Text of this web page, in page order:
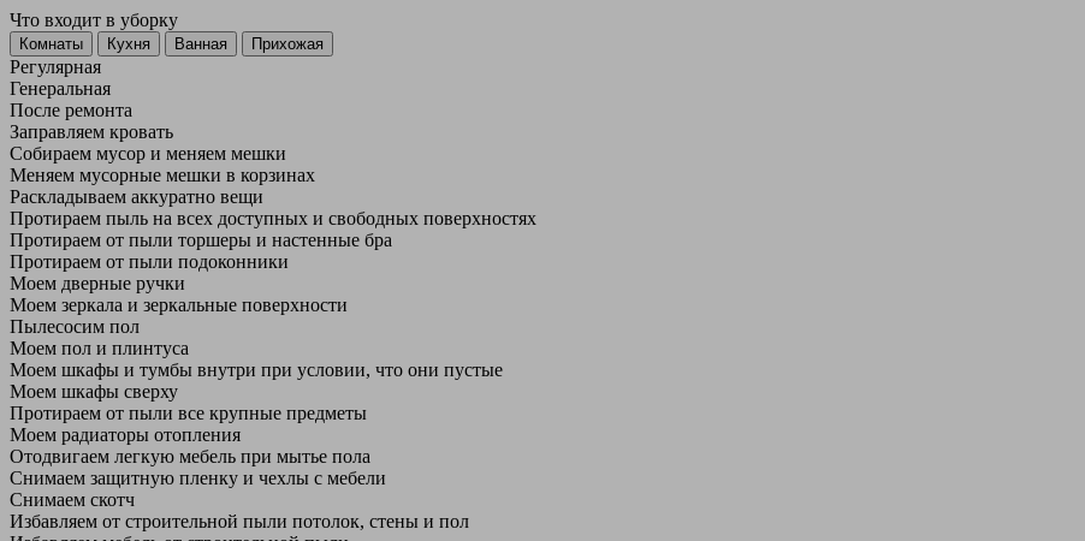
Что входит в уборку
Регу­лярная
Гене­ральная
После ремонта
Заправляем кровать
Собираем мусор и меняем мешки
Меняем мусорные мешки в корзинах
Раскладываем аккуратно вещи
Протираем пыль на всех доступных и свободных поверхностях
Протираем от пыли торшеры и настенные бра
Протираем от пыли подоконники
Моем дверные ручки
Моем зеркала и зеркальные поверхности
Пылесосим пол
Моем пол и плинтуса
Моем шкафы и тумбы внутри при условии, что они пустые
Моем шкафы сверху
Протираем от пыли все крупные предметы
Моем радиаторы отопления
Отодвигаем легкую мебель при мытье пола
Снимаем защитную пленку и чехлы с мебели
Снимаем скотч
Избавляем от строительной пыли потолок, стены и пол